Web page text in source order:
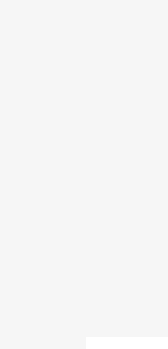
可以
有限
美声
唱